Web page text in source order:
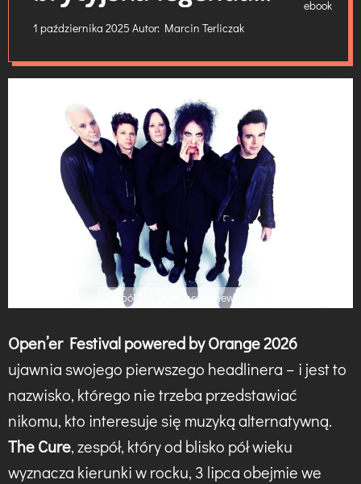
zawładnie Gdynią
1 października 2025 Autor: Marcin Terliczak
Zespół The Cure, bestofneworleans.com, CC BY 3.0
Open’er Festival powered by Orange 2026
ujawnia swojego pierwszego headlinera – i jest to
nazwisko, którego nie trzeba przedstawiać
nikomu, kto interesuje się muzyką alternatywną.
The Cure, zespół, który od blisko pół wieku
wyznacza kierunki w rocku, 3 lipca obejmie we